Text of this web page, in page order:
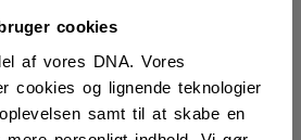
cookies
af vores DNA. Vores
cookies og lignende teknologier
samt til at skabe en